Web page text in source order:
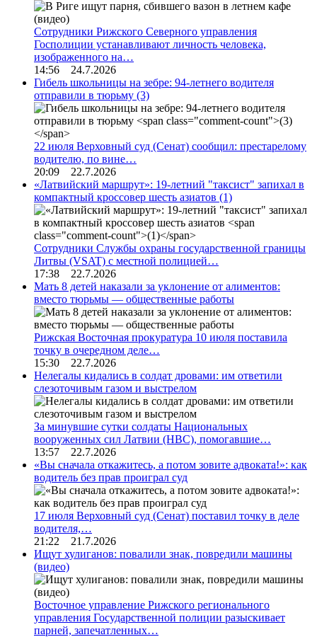
Сотрудники Рижского Северного управления
Госполиции устанавливают личность человека,
изображенного на…
14:56 24.7.2026
Гибель школьницы на зебре: 94-летнего водителя
отправили в тюрьму (3)
22 июля Верховный суд (Сенат) сообщил: престарелому
водителю, по вине…
20:09 22.7.2026
«Латвийский маршрут»: 19-летний "таксист" запихал в
компактный кроссовер шесть азиатов (1)
Сотрудники Службы охраны государственной границы
Литвы (VSAT) с местной полицией…
17:38 22.7.2026
Мать 8 детей наказали за уклонение от алиментов:
вместо тюрьмы — общественные работы
Рижская Восточная прокуратура 10 июля поставила
точку в очередном деле…
15:30 22.7.2026
Нелегалы кидались в солдат дровами: им ответили
слезоточивым газом и выстрелом
За минувшие сутки солдаты Национальных
вооруженных сил Латвии (НВС), помогавшие…
13:57 22.7.2026
«Вы сначала откажитесь, а потом зовите адвоката!»: как
водитель без прав проиграл суд
17 июля Верховный суд (Сенат) поставил точку в деле
водителя,…
21:22 21.7.2026
Ищут хулиганов: повалили знак, повредили машины
(видео)
Восточное управление Рижского регионального
управления Государственной полиции разыскивает
парней, запечатленных…